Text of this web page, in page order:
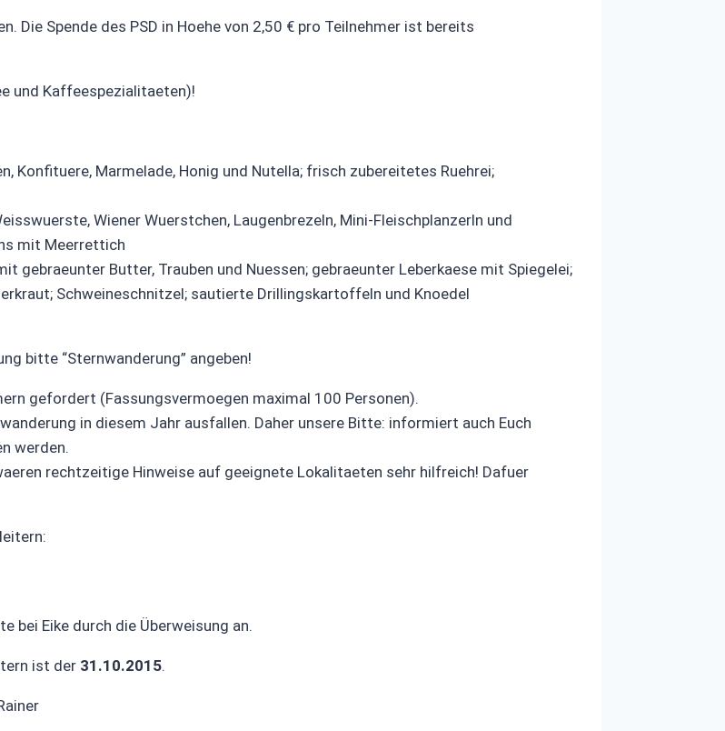
Die Spende des PSD in Hoehe von 2,50 € pro Teilnehmer ist bereits
und Kaffeespezialitaeten)!
Konfituere, Marmelade, Honig und Nutella; frisch zubereitetes Ruehrei;
Wiener Wuerstchen, Laugenbrezeln, Mini-Fleischplanzerln und
mit Meerrettich
Butter, Trauben und Nuessen; gebraeunter Leberkaese mit Spiegelei;
Schweineschnitzel; sautierte Drillingskartoffeln und Knoedel
bitte “Sternwanderung” angeben!
gefordert (Fassungsvermoegen maximal 100 Personen).
in diesem Jahr ausfallen. Daher unsere Bitte: informiert auch Euch
werden.
rechtzeitige Hinweise auf geeignete Lokalitaeten sehr hilfreich! Dafuer
bei Eike durch die Überweisung an.
ist der 31.10.2015.